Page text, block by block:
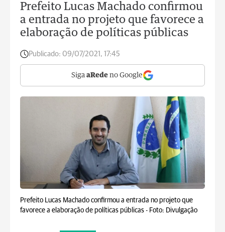
Prefeito Lucas Machado confirmou
a entrada no projeto que favorece a
elaboração de políticas públicas
Publicado: 09/07/2021, 17:45
Siga aRede no Google
Prefeito Lucas Machado confirmou a entrada no projeto que
favorece a elaboração de políticas públicas - Foto: Divulgação